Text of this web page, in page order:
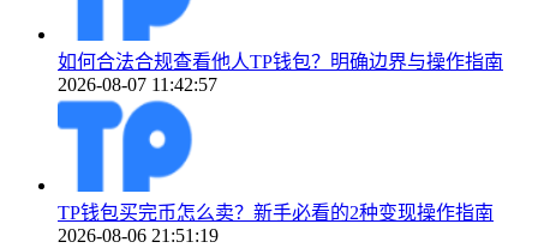
如何合法合规查看他人TP钱包？明确边界与操作指南
2026-08-07 11:42:57
TP钱包买完币怎么卖？新手必看的2种变现操作指南
2026-08-06 21:51:19